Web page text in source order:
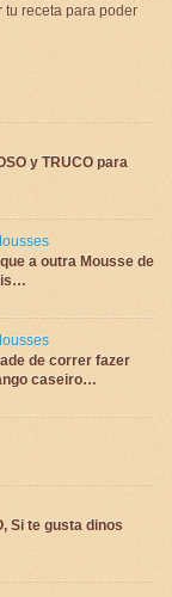
receta para poder
y TRUCO para
a outra Mousse de
de correr fazer
caseiro…
Si te gusta dinos